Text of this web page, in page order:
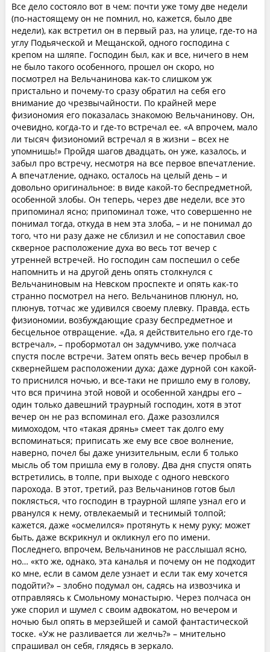
Все дело состояло вот в чем: почти уже тому две недели
(по-настоящему он не помнил, но, кажется, было две
недели), как встретил он в первый раз, на улице, где-то на
углу Подьяческой и Мещанской, одного господина с
крепом на шляпе. Господин был, как и все, ничего в нем
не было такого особенного, прошел он скоро, но
посмотрел на Вельчанинова как-то слишком уж
пристально и почему-то сразу обратил на себя его
внимание до чрезвычайности. По крайней мере
физиономия его показалась знакомою Вельчанинову. Он,
очевидно, когда-то и где-то встречал ее. «А впрочем, мало
ли тысяч физиономий встречал я в жизни – всех не
упомнишь!» Пройдя шагов двадцать, он уже, казалось, и
забыл про встречу, несмотря на все первое впечатление.
А впечатление, однако, осталось на целый день – и
довольно оригинальное: в виде какой-то беспредметной,
особенной злобы. Он теперь, через две недели, все это
припоминал ясно; припоминал тоже, что совершенно не
понимал тогда, откуда в нем эта злоба, – и не понимал до
того, что ни разу даже не сблизил и не сопоставил свое
скверное расположение духа во весь тот вечер с
утренней встречей. Но господин сам поспешил о себе
напомнить и на другой день опять столкнулся с
Вельчаниновым на Невском проспекте и опять как-то
странно посмотрел на него. Вельчанинов плюнул, но,
плюнув, тотчас же удивился своему плевку. Правда, есть
физиономии, возбуждающие сразу беспредметное и
бесцельное отвращение. «Да, я действительно его где-то
встречал», – пробормотал он задумчиво, уже полчаса
спустя после встречи. Затем опять весь вечер пробыл в
сквернейшем расположении духа; даже дурной сон какой-
то приснился ночью, и все-таки не пришло ему в голову,
что вся причина этой новой и особенной хандры его –
один только давешний траурный господин, хотя в этот
вечер он не раз вспоминал его. Даже разозлился
мимоходом, что «такая дрянь» смеет так долго ему
вспоминаться; приписать же ему все свое волнение,
наверно, почел бы даже унизительным, если б только
мысль об том пришла ему в голову. Два дня спустя опять
встретились, в толпе, при выходе с одного невского
парохода. В этот, третий, раз Вельчанинов готов был
поклясться, что господин в траурной шляпе узнал его и
рванулся к нему, отвлекаемый и теснимый толпой;
кажется, даже «осмелился» протянуть к нему руку; может
быть, даже вскрикнул и окликнул его по имени.
Последнего, впрочем, Вельчанинов не расслышал ясно,
но… «кто же, однако, эта каналья и почему он не подходит
ко мне, если в самом деле узнает и если так ему хочется
подойти?» – злобно подумал он, садясь на извозчика и
отправляясь к Смольному монастырю. Через полчаса он
уже спорил и шумел с своим адвокатом, но вечером и
ночью был опять в мерзейшей и самой фантастической
тоске. «Уж не разливается ли желчь?» – мнительно
спрашивал он себя, глядясь в зеркало.